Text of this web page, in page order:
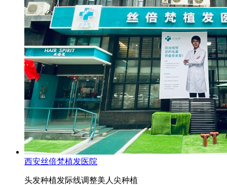
西安丝倍梵植发医院
头发种植发际线调整美人尖种植